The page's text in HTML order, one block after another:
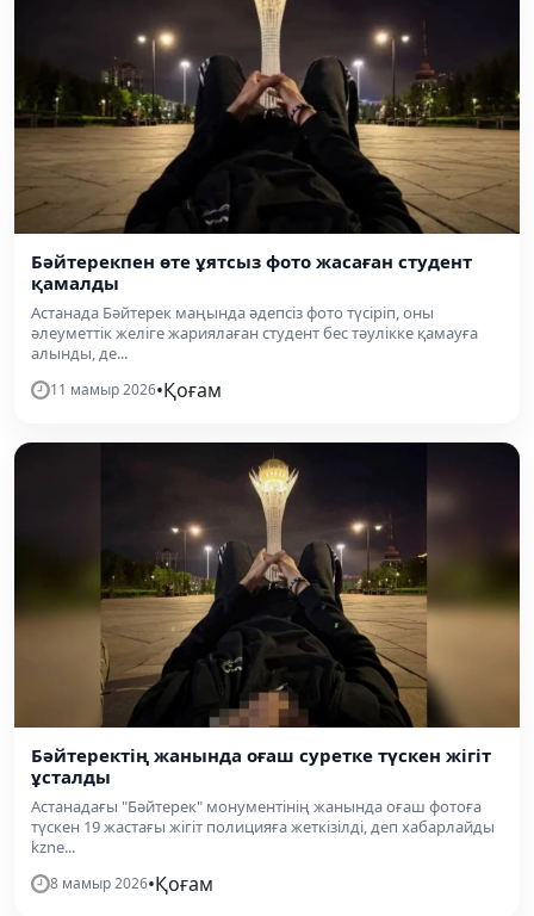
Бәйтерекпен өте ұятсыз фото жасаған студент
қамалды
Астанада Бәйтерек маңында әдепсіз фото түсіріп, оны
әлеуметтік желіге жариялаған студент бес тәулікке қамауға
алынды, де...
11 мамыр 2026•Қоғам
Бәйтеректің жанында оғаш суретке түскен жігіт
ұсталды
Астанадағы "Бәйтерек" монументінің жанында оғаш фотоға
түскен 19 жастағы жігіт полицияға жеткізілді, деп хабарлайды
kzne...
8 мамыр 2026•Қоғам